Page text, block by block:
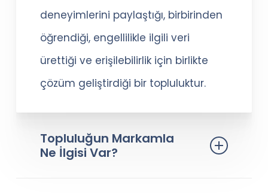
deneyimlerini paylaştığı, birbirinden
öğrendiği, engellilikle ilgili veri
ürettiği ve erişilebilirlik için birlikte
çözüm geliştirdiği bir topluluktur.
Topluluğun Markamla
Ne İlgisi Var?